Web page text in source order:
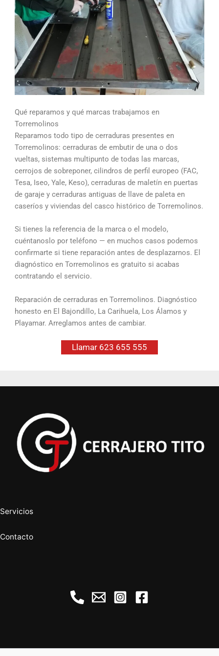
Qué reparamos y qué marcas trabajamos en
Torremolinos
Reparamos todo tipo de cerraduras presentes en
Torremolinos: cerraduras de embutir de una o dos
vueltas, sistemas multipunto de todas las marcas,
cerrojos de sobreponer, cilindros de perfil europeo (FAC,
Tesa, Iseo, Yale, Keso), cerraduras de maletín en puertas
de garaje y cerraduras antiguas de llave de paleta en
caseríos y viviendas del casco histórico de Torremolinos.
Si tienes la referencia de la marca o el modelo,
cuéntanoslo por teléfono — en muchos casos podemos
confirmarte si tiene reparación antes de desplazarnos. El
diagnóstico en Torremolinos es gratuito si acabas
contratando el servicio.
Reparación de cerraduras en Torremolinos. Diagnóstico
honesto en El Bajondillo, La Carihuela, Los Álamos y
Playamar. Arreglamos antes de cambiar.
Llamar 623 655 555
Servicios
Contacto